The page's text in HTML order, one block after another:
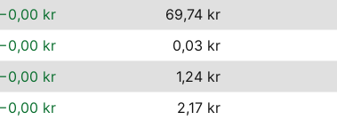
−0,00 kr 69,74 kr
−0,00 kr 0,03 kr
−0,00 kr 1,24 kr
−0,00 kr 2,17 kr